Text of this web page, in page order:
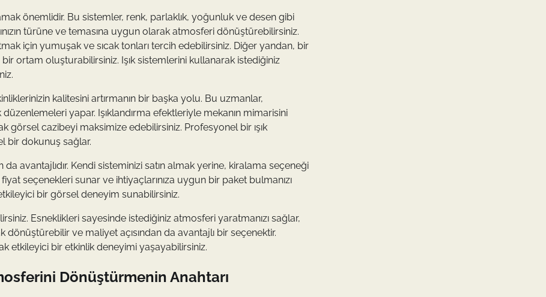
önemlidir. Bu sistemler, renk, parlaklık, yoğunluk ve desen gibi
türüne ve temasına uygun olarak atmosferi dönüştürebilirsiniz.
için yumuşak ve sıcak tonları tercih edebilirsiniz. Diğer yandan, bir
ortam oluşturabilirsiniz. Işık sistemlerini kullanarak istediğiniz
kalitesini artırmanın bir başka yolu. Bu uzmanlar,
düzenlemeleri yapar. Işıklandırma efektleriyle mekanın mimarisini
görsel cazibeyi maksimize edebilirsiniz. Profesyonel bir ışık
bir dokunuş sağlar.
da avantajlıdır. Kendi sisteminizi satın almak yerine, kiralama seçeneği
seçenekleri sunar ve ihtiyaçlarınıza uygun bir paket bulmanızı
bir görsel deneyim sunabilirsiniz.
Esneklikleri sayesinde istediğiniz atmosferi yaratmanızı sağlar,
dönüştürebilir ve maliyet açısından da avantajlı bir seçenektir.
etkileyici bir etkinlik deneyimi yaşayabilirsiniz.
Dönüştürmenin Anahtarı